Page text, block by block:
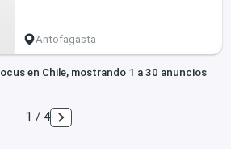
Antofagasta
en Chile, mostrando 1 a 30 anuncios
1 / 4